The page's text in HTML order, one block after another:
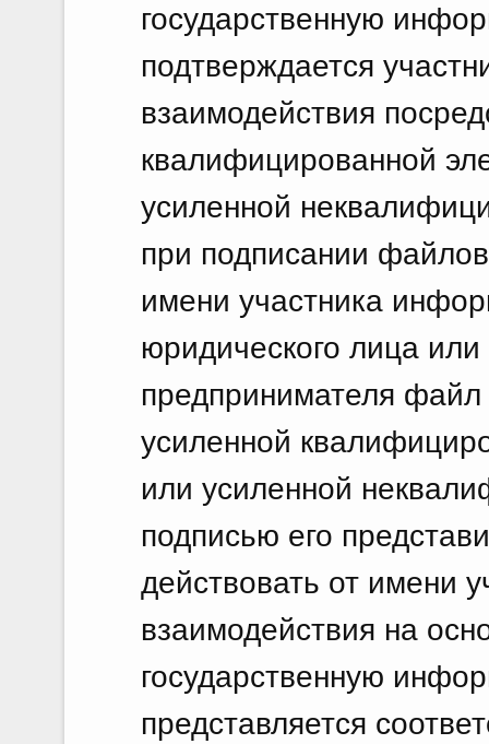
государственную
подтверждается
взаимодействия
квалифицированной
усиленной
при подписании
имени участника
юридического лица
предпринимателя
усиленной
или усиленной
подписью его
действовать от имени
взаимодействия на
государственную
представляется